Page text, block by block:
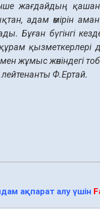
жағдайдың
адам өмірін
Бұған бүгінгі
қызметкерлері
жұмыс жөніндегі
лейтенанты Ф.Ертай.
ақпарат алу үшін